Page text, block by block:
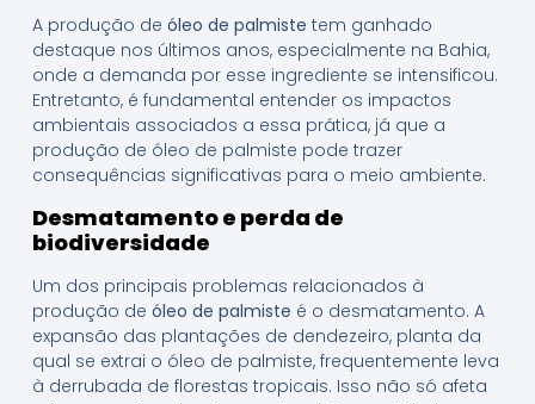
A produção de óleo de palmiste tem ganhado
destaque nos últimos anos, especialmente na Bahia,
onde a demanda por esse ingrediente se intensificou.
Entretanto, é fundamental entender os impactos
ambientais associados a essa prática, já que a
produção de óleo de palmiste pode trazer
consequências significativas para o meio ambiente.
Desmatamento e perda de
biodiversidade
Um dos principais problemas relacionados à
produção de óleo de palmiste é o desmatamento. A
expansão das plantações de dendezeiro, planta da
qual se extrai o óleo de palmiste, frequentemente leva
à derrubada de florestas tropicais. Isso não só afeta